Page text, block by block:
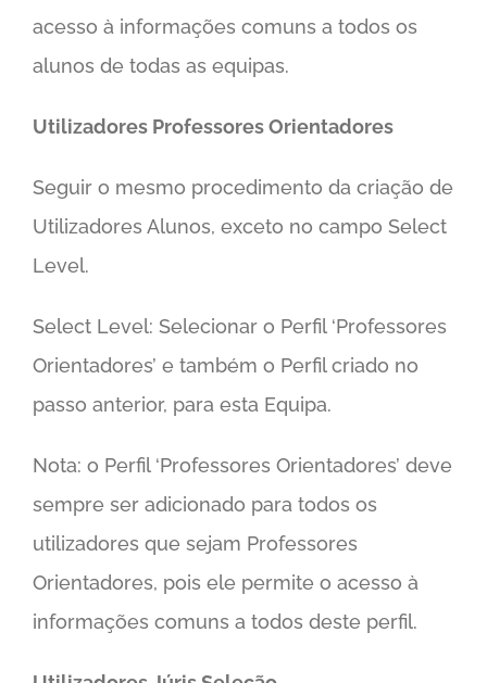
acesso à informações comuns a todos os
alunos de todas as equipas.
Utilizadores Professores Orientadores
Seguir o mesmo procedimento da criação de
Utilizadores Alunos, exceto no campo Select
Level.
Select Level: Selecionar o Perfil ‘Professores
Orientadores’ e também o Perfil criado no
passo anterior, para esta Equipa.
Nota: o Perfil ‘Professores Orientadores’ deve
sempre ser adicionado para todos os
utilizadores que sejam Professores
Orientadores, pois ele permite o acesso à
informações comuns a todos deste perfil.